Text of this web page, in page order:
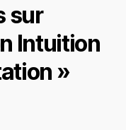
sur
Intuition
»